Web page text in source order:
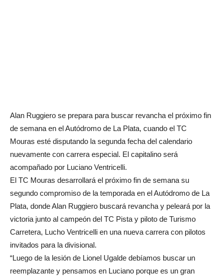
Alan Ruggiero se prepara para buscar revancha el próximo fin
de semana en el Autódromo de La Plata, cuando el TC
Mouras esté disputando la segunda fecha del calendario
nuevamente con carrera especial. El capitalino será
acompañado por Luciano Ventricelli.
El TC Mouras desarrollará el próximo fin de semana su
segundo compromiso de la temporada en el Autódromo de La
Plata, donde Alan Ruggiero buscará revancha y peleará por la
victoria junto al campeón del TC Pista y piloto de Turismo
Carretera, Lucho Ventricelli en una nueva carrera con pilotos
invitados para la divisional.
“Luego de la lesión de Lionel Ugalde debíamos buscar un
reemplazante y pensamos en Luciano porque es un gran